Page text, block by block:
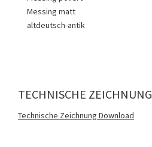
Messing matt
altdeutsch-antik
TECHNISCHE ZEICHNUNG
Technische Zeichnung Download